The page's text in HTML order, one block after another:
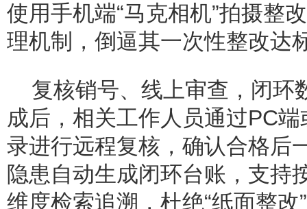
使用手机端“马克相机”拍摄整
理机制，倒逼其一次性整改达
复核销号、线上审查，闭环
成后，相关工作人员通过PC
录进行远程复核，确认合格后
隐患自动生成闭环台账，支持
维度检索追溯，杜绝“纸面整改